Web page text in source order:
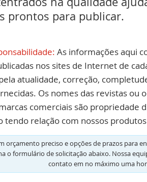
prontos para publicar.
As informações aqui
nos sites de Internet de
atualidade, correção,
Os nomes das revistas ou
comerciais são propriedade
tendo relação com nossos
orçamento preciso e opções de prazos para
o formulário de solicitação abaixo. Nossa
contato em no máximo uma